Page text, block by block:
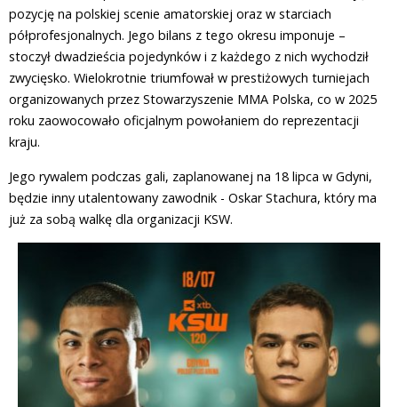
pozycję na polskiej scenie amatorskiej oraz w starciach
półprofesjonalnych. Jego bilans z tego okresu imponuje –
stoczył dwadzieścia pojedynków i z każdego z nich wychodził
zwycięsko. Wielokrotnie triumfował w prestiżowych turniejach
organizowanych przez Stowarzyszenie MMA Polska, co w 2025
roku zaowocowało oficjalnym powołaniem do reprezentacji
kraju.
Jego rywalem podczas gali, zaplanowanej na 18 lipca w Gdyni,
będzie inny utalentowany zawodnik - Oskar Stachura, który ma
już za sobą walkę dla organizacji KSW.